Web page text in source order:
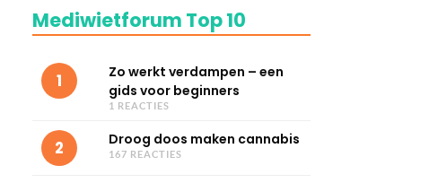
Mediwietforum Top 10
1
Zo werkt verdampen – een
gids voor beginners
1 REACTIES
2 Droog doos maken cannabis
167 REACTIES